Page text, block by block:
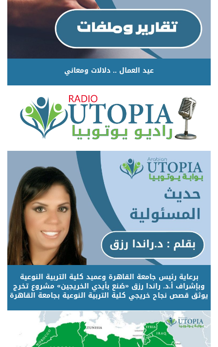
عيد العمال .. دلالات ومعاني
برعاية رئيس جامعة القاهرة وعميد كلية التربية النوعية
وبإشراف أ.د. راندا رزق «صُنع بأيدي الخريجين» مشروع تخرج
يوثق قصص نجاح خريجي كلية التربية النوعية بجامعة القاهرة